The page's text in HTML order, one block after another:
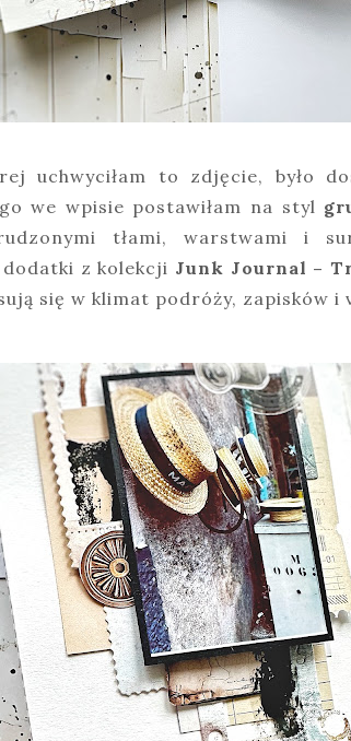
uchwyciłam to zdjęcie, było
we wpisie postawiłam na styl
tłami, warstwami i
z kolekcji Junk Journal –
się w klimat podróży, zapisków i